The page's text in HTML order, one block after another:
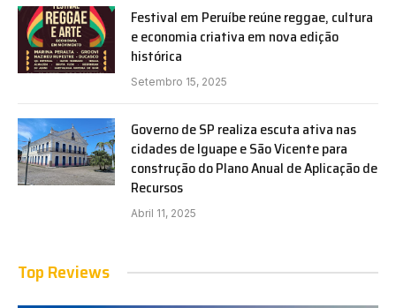
Festival em Peruíbe reúne reggae, cultura
e economia criativa em nova edição
histórica
Setembro 15, 2025
Governo de SP realiza escuta ativa nas
cidades de Iguape e São Vicente para
construção do Plano Anual de Aplicação de
Recursos
Abril 11, 2025
Top Reviews